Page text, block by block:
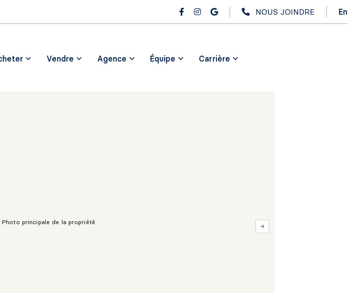
NOUS JOINDRE En
Vendre Agence Équipe Carrière